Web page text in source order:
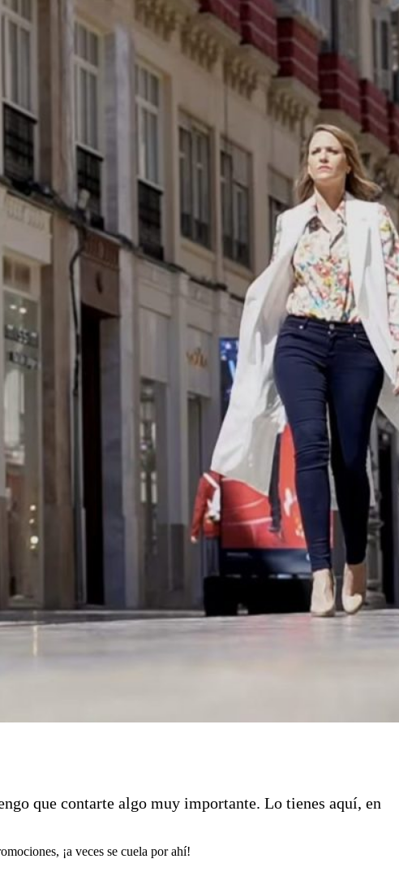
que contarte algo muy importante. Lo tienes aquí, en
¡a veces se cuela por ahí!